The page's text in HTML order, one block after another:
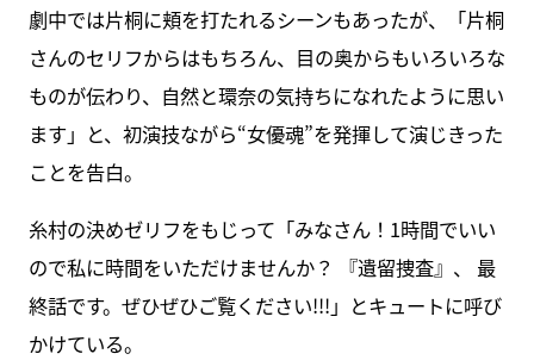
劇中では片桐に頬を打たれるシーンもあったが、「片桐
さんのセリフからはもちろん、目の奥からもいろいろな
ものが伝わり、自然と環奈の気持ちになれたように思い
ます」と、初演技ながら“女優魂”を発揮して演じきった
ことを告白。
糸村の決めゼリフをもじって「みなさん！1時間でいい
ので私に時間をいただけませんか？ 『遺留捜査』、 最
終話です。ぜひぜひご覧ください!!!」とキュートに呼び
かけている。